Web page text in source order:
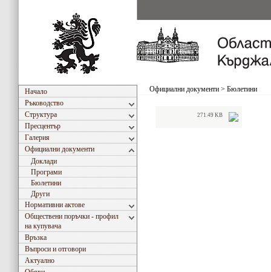
Начало
Ръководство
Структура
Пресцентър
Галерия
Официални документи
Доклади
Програми
Бюлетини
Други
Нормативни актове
Обществени поръчки - профил
на купувача
Връзка
Въпроси и отговори
Актуално
Официални документи > Бюлетини
271.49 KB